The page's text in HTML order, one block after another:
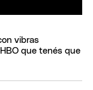
vibras
que tenés que